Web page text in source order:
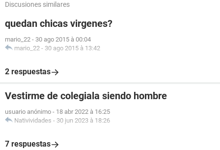
Discusiones similares
quedan chicas virgenes?
mario_22 - 30 ago 2015 à 00:04
mario_22 - 30 ago 2015 à 13:42
2 respuestas
Vestirme de colegiala siendo hombre
usuario anónimo - 18 abr 2022 à 16:25
Nativividades - 30 jun 2023 à 18:26
7 respuestas